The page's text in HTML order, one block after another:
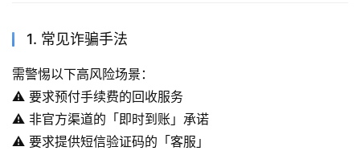
1. 常见诈骗手法
需警惕以下高风险场景：
⚠️ 要求预付手续费的回收服务
⚠️ 非官方渠道的「即时到账」承诺
⚠️ 要求提供短信验证码的「客服」